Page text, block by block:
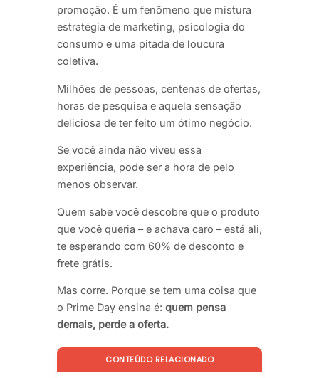
promoção. É um fenômeno que mistura
estratégia de marketing, psicologia do
consumo e uma pitada de loucura
coletiva.
Milhões de pessoas, centenas de ofertas,
horas de pesquisa e aquela sensação
deliciosa de ter feito um ótimo negócio.
Se você ainda não viveu essa
experiência, pode ser a hora de pelo
menos observar.
Quem sabe você descobre que o produto
que você queria – e achava caro – está ali,
te esperando com 60% de desconto e
frete grátis.
Mas corre. Porque se tem uma coisa que
o Prime Day ensina é: quem pensa
demais, perde a oferta.
CONTEÚDO RELACIONADO